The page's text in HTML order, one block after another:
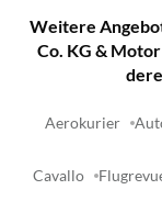
Weitere
Co. KG &
Aerokurier
Cavallo